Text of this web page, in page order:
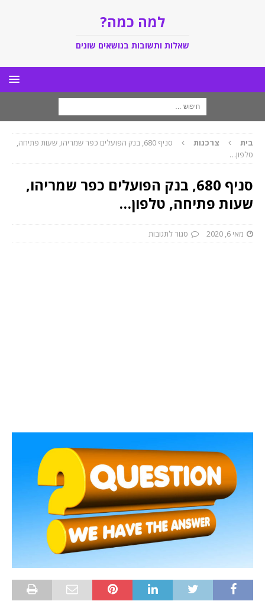
למה כמה?
שאלות ותשובות בנושאים שונים
בית צרכנות
סניף 680, בנק הפועלים כפר שמריהו, שעות פתיחה,
טלפון…
סניף 680, בנק הפועלים כפר שמריהו,
שעות פתיחה, טלפון…
מאי 6, 2020 סגור לתגובות